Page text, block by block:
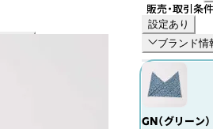
販売・取引条件
設定あり
ブランド情
GN（グリーン）